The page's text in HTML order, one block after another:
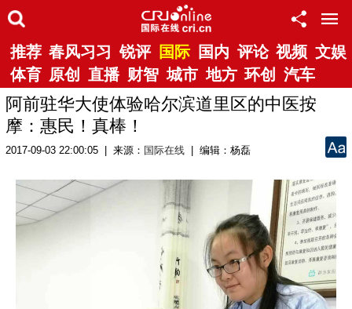
推荐 春风习习 锐评 国际 国内 评论 视频 文娱
体育 原创 直播 财智 城市 地方 环创 汽车
阿前驻华大使体验哈尔滨道里区的中医按
摩：惠民！真棒！
2017-09-03 22:00:05 | 来源： 国际在线 | 编辑：杨磊